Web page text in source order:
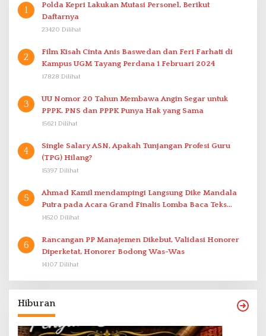
1
Polda Kepri Lakukan Mutasi Personel, Berikut
Daftarnya
23420 Dilihat
2
Film Kisah Cinta Anis Baswedan dan Feri Farhati di
Kampus UGM Tayang Perdana 1 Februari 2024
17828 Dilihat
3
UU Nomor 20 Tahun Membawa Angin Segar untuk
PPPK. PNS dan PPPK Punya Hak yang Sama
15621 Dilihat
4
Single Salary ASN, Apakah Tunjangan Profesi Guru
(TPG) Hilang?
15397 Dilihat
5
Ahmad Kamil mendampingi Langsung Dike Mandala
Putra pada Acara Grand Finalis Lomba Baca Teks
Proklamasi Mirip Bung Karno di Bali
14520 Dilihat
6
Rancangan PP Manajemen Dikebut, Validasi Honorer
Diperketat, Honorer Bodong Was-Was
14107 Dilihat
Hiburan